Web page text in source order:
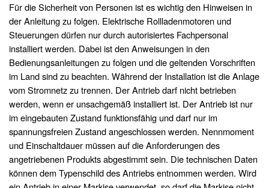
Für die Sicherheit von Personen ist es wichtig den Hinweisen in
der Anleitung zu folgen. Elektrische Rollladenmotoren und
Steuerungen dürfen nur durch autorisiertes Fachpersonal
installiert werden. Dabei ist den Anweisungen in den
Bedienungsanleitungen zu folgen und die geltenden Vorschriften
im Land sind zu beachten. Während der Installation ist die Anlage
vom Stromnetz zu trennen. Der Antrieb darf nicht betrieben
werden, wenn er unsachgemäß installiert ist. Der Antrieb ist nur
im eingebauten Zustand funktionsfähig und darf nur im
spannungsfreien Zustand angeschlossen werden. Nennmoment
und Einschaltdauer müssen auf die Anforderungen des
angetriebenen Produkts abgestimmt sein. Die technischen Daten
können dem Typenschild des Antriebs entnommen werden. Wird